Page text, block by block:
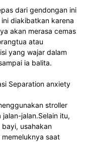
dari gendongan ini
diakibatkan karena
akan merasa cemas
atau
yang wajar dalam
ia balita.
Separation anxiety
stroller
jalan.Selain itu,
usahakan
saat